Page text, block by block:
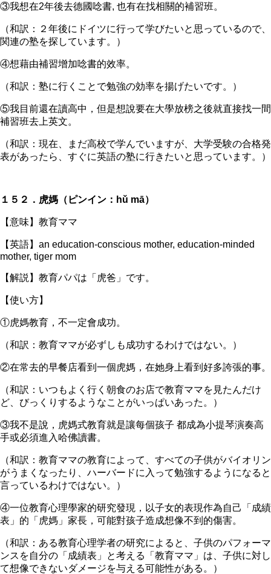
③我想在2年後去德國唸書, 也有在找相關的補習班。
（和訳：２年後にドイツに行って学びたいと思っているので、
関連の塾を探しています。）
④想藉由補習增加唸書的效率。
（和訳：塾に行くことで勉強の効率を揚げたいです。）
⑤我目前還在讀高中，但是想說要在大學放榜之後就直接找一間
補習班去上英文。
（和訳：現在、まだ高校で学んでいますが、大学受験の合格発
表があったら、すぐに英語の塾に行きたいと思っています。）
１５２．虎媽（ピンイン：hǔ mā）
【意味】教育ママ
【英語】an education-conscious mother, education-minded
mother, tiger mom
【解説】教育パパは「虎爸」です。
【使い方】
①虎媽教育，不一定會成功。
（和訳：教育ママが必ずしも成功するわけではない。）
②在常去的早餐店看到一個虎媽，在她身上看到好多誇張的事。
（和訳：いつもよく行く朝食のお店で教育ママを見たんだけ
ど、びっくりするようなことがいっぱいあった。）
③我不是說，虎媽式教育就是讓每個孩子 都成為小提琴演奏高
手或必須進入哈佛讀書。
（和訳：教育ママの教育によって、すべての子供がバイオリン
がうまくなったり、ハーバードに入って勉強するようになると
言っているわけではない。）
④一位教育心理學家的研究發現，以子女的表現作為自己「成績
表」的「虎媽」家長，可能對孩子造成想像不到的傷害。
（和訳：ある教育心理学者の研究によると、子供のパフォーマ
ンスを自分の「成績表」と考える「教育ママ」は、子供に対し
て想像できないダメージを与える可能性がある。）